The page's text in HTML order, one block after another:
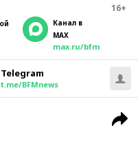
16+
Канал в
MAX
max.ru/bfm
Telegram
t.me/BFMnews